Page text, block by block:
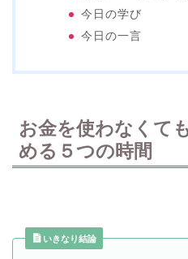
今日の学び
今日の一言
お金を使わなくて
める５つの時間
いきなり結論